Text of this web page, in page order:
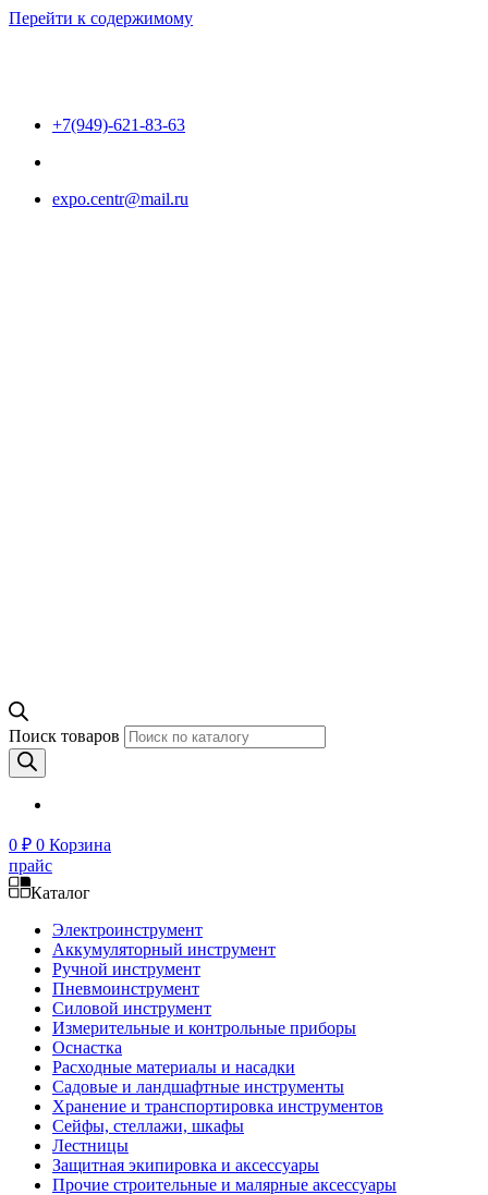
Перейти к содержимому
+7(949)-621-83-63
expo.centr@mail.ru
Поиск товаров
0 ₽ 0 Корзина
прайс
Каталог
Электроинструмент
Аккумуляторный инструмент
Ручной инструмент
Пневмоинструмент
Силовой инструмент
Измерительные и контрольные приборы
Оснастка
Расходные материалы и насадки
Садовые и ландшафтные инструменты
Хранение и транспортировка инструментов
Сейфы, стеллажи, шкафы
Лестницы
Защитная экипировка и аксессуары
Прочие строительные и малярные аксессуары